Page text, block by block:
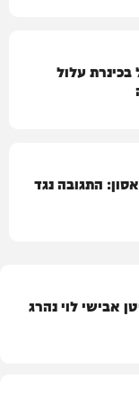
עלול
התגובה נגד
אבישי לוי נהרג